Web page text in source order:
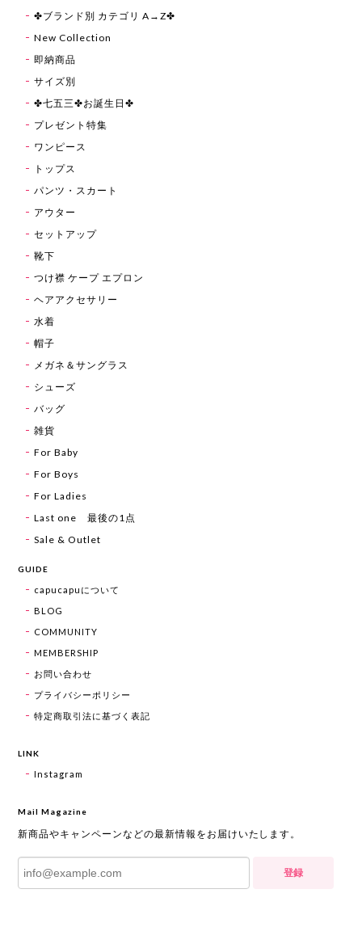
✤ブランド別 カテゴリ A→Z✤
New Collection
即納商品
サイズ別
✤七五三✤お誕生日✤
プレゼント特集
ワンピース
トップス
パンツ・スカート
アウター
セットアップ
靴下
つけ襟 ケープ エプロン
ヘアアクセサリー
水着
帽子
メガネ＆サングラス
シューズ
バッグ
雑貨
For Baby
For Boys
For Ladies
Last one 最後の1点
Sale & Outlet
GUIDE
capucapuについて
BLOG
COMMUNITY
MEMBERSHIP
お問い合わせ
プライバシーポリシー
特定商取引法に基づく表記
LINK
Instagram
Mail Magazine
新商品やキャンペーンなどの最新情報をお届けいたします。
登録